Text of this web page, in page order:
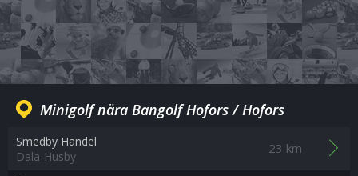
Minigolf nära Bangolf Hofors / Hofors
Smedby Handel
Dala-Husby
23 km